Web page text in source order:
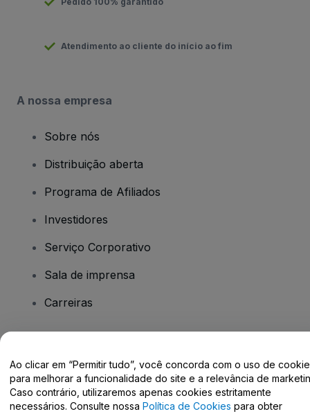
Atendimento ao cliente do início ao fim
A nossa empresa
Sobre nós
Distribuição aberta
Programa de Afiliados
Investidores
Serviço Corporativo
Sala de imprensa
Carreiras
Centro de Ajuda / Fale Conosco
Ao clicar em “Permitir tudo”, você concorda com o uso de
para melhorar a funcionalidade do site e a relevância de
Caso contrário, utilizaremos apenas cookies estritamente
necessários. Consulte nossa Política de Cookies para obter